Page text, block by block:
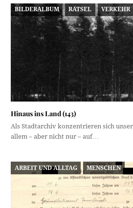
BILDERALBUM RÄTSEL VERKEHR
Hinaus ins Land (143)
Als Stadtarchiv konzentrieren sich
allem – aber nicht nur – auf…
ARBEIT UND ALLTAG MENSCHEN